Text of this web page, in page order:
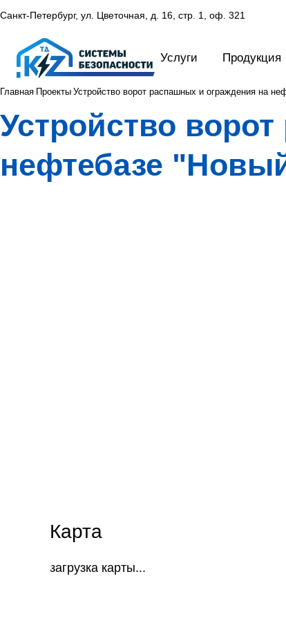
Санкт-Петербург, ул. Цветочная, д. 16, стр. 1, оф. 321
Услуги Продукция
Главная Проекты Устройство ворот распашных и ограждения на
Устройство
нефтебазе
Карта
загрузка карты...